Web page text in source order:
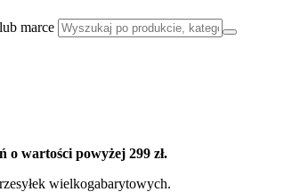
marce
o wartości powyżej 299 zł.
wielkogabarytowych.